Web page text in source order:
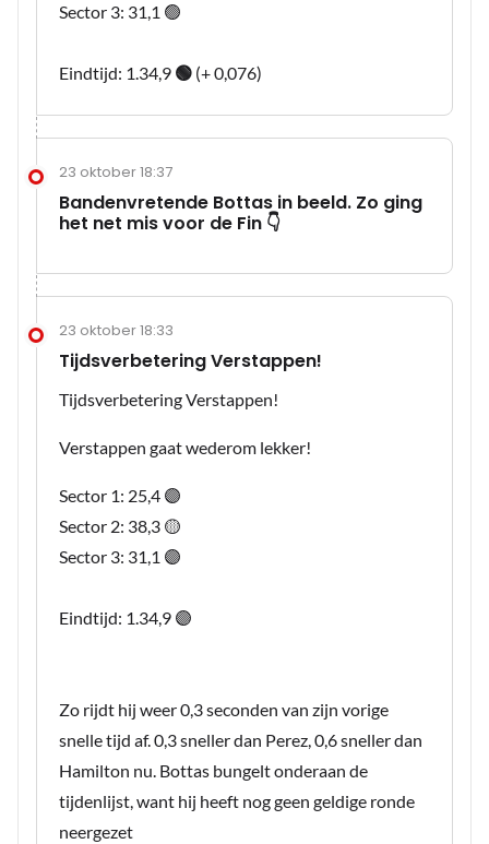
Sector 3: 31,1 🟢
Eindtijd: 1.34,9 🟢 (+ 0,076)
23 oktober 18:37
Bandenvretende Bottas in beeld. Zo ging
het net mis voor de Fin 👇
23 oktober 18:33
Tijdsverbetering Verstappen!
Tijdsverbetering Verstappen!
Verstappen gaat wederom lekker!
Sector 1: 25,4 🟣
Sector 2: 38,3 🟡
Sector 3: 31,1 🟣
Eindtijd: 1.34,9 🟣
Zo rijdt hij weer 0,3 seconden van zijn vorige
snelle tijd af. 0,3 sneller dan Perez, 0,6 sneller dan
Hamilton nu. Bottas bungelt onderaan de
tijdenlijst, want hij heeft nog geen geldige ronde
neergezet